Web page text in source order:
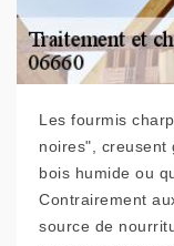
Les fourmis
noires", creusent
bois humide ou
Contrairement
source de